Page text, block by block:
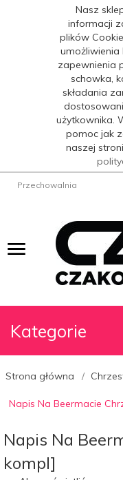
Nasz
informacji
plików
zapewnienia
schowka,
składania
użytkownika.
pomoc jak
naszej
Przechowalnia
Kategorie
Strona główna
Napis Na Beermacie
Napis Na
kompl]